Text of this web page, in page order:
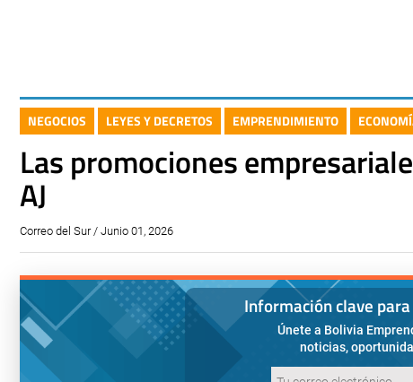
NEGOCIOS LEYES Y DECRETOS EMPRENDIMIENTO
Las promociones
AJ
Correo del Sur / Junio 01, 2026
Información clave
Únete a Bolivia
noticias,